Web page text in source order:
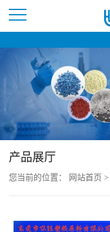
页
公
介
产品展厅
您当前的位置： 网站首页 >